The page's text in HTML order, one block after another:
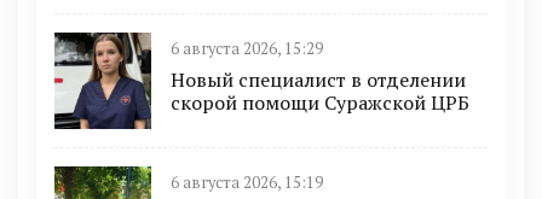
6 августа 2026, 15:29
Новый специалист в отделении
скорой помощи Суражской ЦРБ
6 августа 2026, 15:19